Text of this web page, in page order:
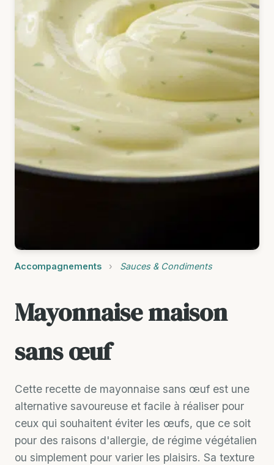
Accompagnements › Sauces & Condiments
Mayonnaise maison
sans œuf
Cette recette de mayonnaise sans œuf est une
alternative savoureuse et facile à réaliser pour
ceux qui souhaitent éviter les œufs, que ce soit
pour des raisons d'allergie, de régime végétalien
ou simplement pour varier les plaisirs. Sa texture